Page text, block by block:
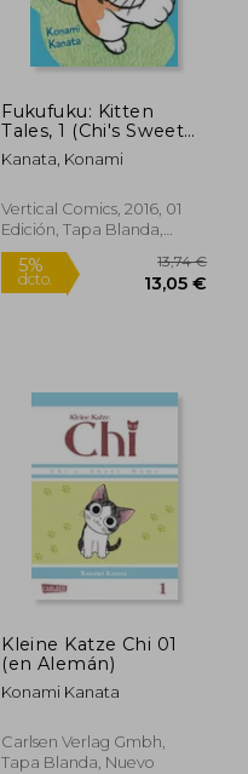
5%
dcto.
Fukufuku: Kitten
Tales, 1 (Chi's Sweet
Home) (en Inglés)
Kanata, Konami
Vertical Comics, 2016, 01
Edición, Tapa Blanda,
Nuevo
Kleine Katze Chi 01
(en Alemán)
Konami Kanata
Carlsen Verlag Gmbh,
Tapa Blanda, Nuevo